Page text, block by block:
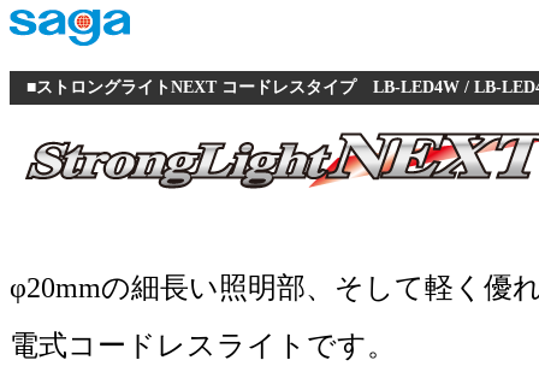
■ストロングライトNEXT コードレスタイプ LB-LED4W / LB-
φ20mmの細長い照明部、そして軽く優
電式コードレスライトです。